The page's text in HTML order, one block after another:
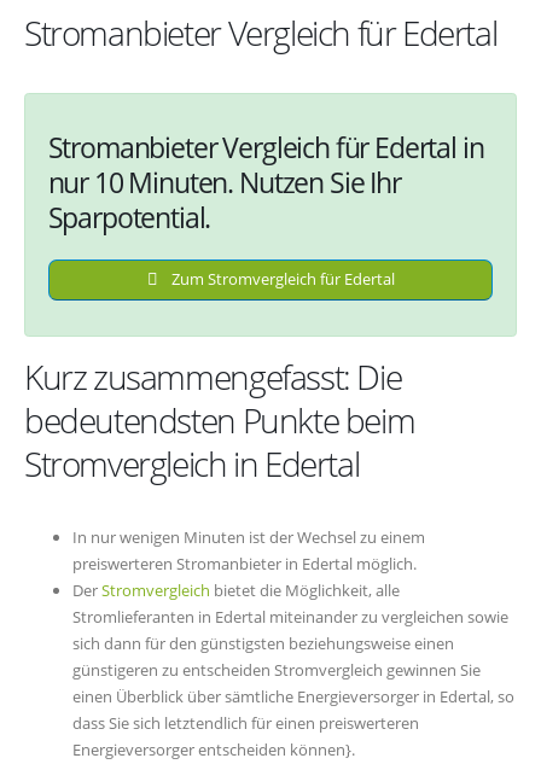
Stromanbieter Vergleich für Edertal
Stromanbieter Vergleich für Edertal in
nur 10 Minuten. Nutzen Sie Ihr
Sparpotential.
Zum Stromvergleich für Edertal
Kurz zusammengefasst: Die
bedeutendsten Punkte beim
Stromvergleich in Edertal
In nur wenigen Minuten ist der Wechsel zu einem
preiswerteren Stromanbieter in Edertal möglich.
DerStromvergleich bietet die Möglichkeit, alle
Stromlieferanten in Edertal miteinander zu vergleichen sowie
sich dann für den günstigsten beziehungsweise einen
günstigeren zu entscheiden Stromvergleich gewinnen Sie
einen Überblick über sämtliche Energieversorger in Edertal, so
dass Sie sich letztendlich für einen preiswerteren
Energieversorger entscheiden können}.